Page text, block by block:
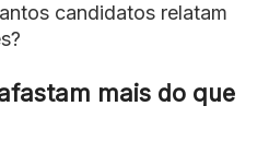
candidatos relatam
mais do que